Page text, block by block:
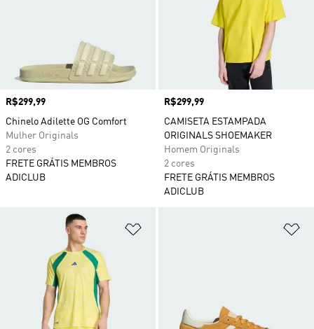
Preço
R$299,99
Chinelo Adilette OG Comfort
Mulher Originals
2 cores
FRETE GRÁTIS MEMBROS
ADICLUB
Preço
R$299,99
CAMISETA ESTAMPADA
ORIGINALS SHOEMAKER
Homem Originals
2 cores
FRETE GRÁTIS MEMBROS
ADICLUB